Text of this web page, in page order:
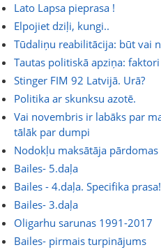
Lato Lapsa pieprasa !
Elpojiet dziļi, kungi..
Tūdaliņu reabilitācija: būt vai
Tautas politiskā apziņa:
Stinger FIM 92 Latvijā. Urā?
Politika ar skunksu azotē.
Vai novembris ir labāks par
tālāk par dumpi
Nodokļu maksātāja pārdomas
Bailes- 5.daļa
Bailes - 4.daļa. Specifika prasa!
Bailes- 3.daļa
Oligarhu sarunas 1991-2017
Bailes- pirmais turpinājums